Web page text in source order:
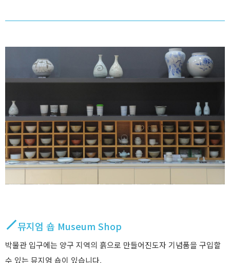
뮤지엄 숍 Museum Shop
박물관 입구에는 양구 지역의 흙으로 만들어진도자 기념품을 구입할
수 있는 뮤지엄 숍이 있습니다.